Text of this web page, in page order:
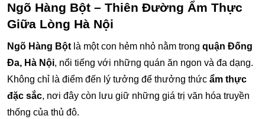
Ngõ Hàng Bột – Thiên Đường Ẩm Thực
Giữa Lòng Hà Nội
Ngõ Hàng Bột là một con hẻm nhỏ nằm trong quận Đống
Đa, Hà Nội, nổi tiếng với những quán ăn ngon và đa dạng.
Không chỉ là điểm đến lý tưởng để thưởng thức ẩm thực
đặc sắc, nơi đây còn lưu giữ những giá trị văn hóa truyền
thống của thủ đô.